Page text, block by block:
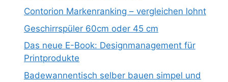
Contorion Markenranking – vergleichen lohnt
Geschirrspüler 60cm oder 45 cm
Das neue E-Book: Designmanagement für
Printprodukte
Badewannentisch selber bauen simpel und